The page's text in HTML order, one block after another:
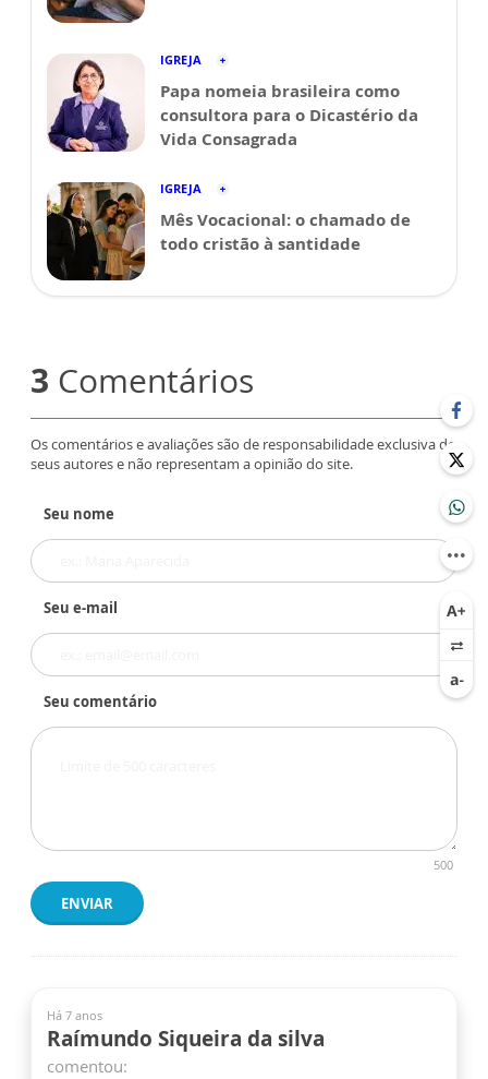
IGREJA
Papa nomeia brasileira como
consultora para o Dicastério da
Vida Consagrada
IGREJA
Mês Vocacional: o chamado de
todo cristão à santidade
3 Comentários
Os comentários e avaliações são de responsabilidade exclusiva de
seus autores e não representam a opinião do site.
Seu nome
Seu e-mail
Seu comentário
500
ENVIAR
Há 7 anos
Raímundo Siqueira da silva
comentou: